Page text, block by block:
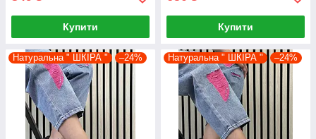
Купити Купити
Натуральна " ШКІРА " –24% Натуральна " ШКІРА " –24%